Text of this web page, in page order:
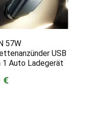
57W
USB
1 Auto Ladegerät
€